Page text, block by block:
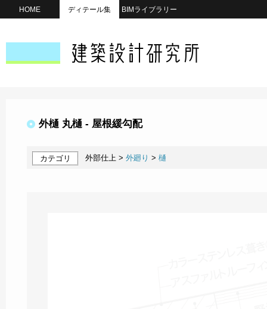
HOME ディテール集 BIMライブラリー
外樋 丸樋 - 屋根緩勾配
カテゴリ 外部仕上 >外廻り >樋